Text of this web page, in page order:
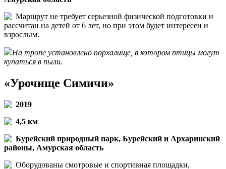
Маршрут не требует серьезной физической подготовки и
рассчитан на детей от 6 лет, но при этом будет интересен и
взрослым.
На тропе установлено порхалище, в котором птицы могут
купаться в пыли.
«Урочище Симичи»
2019
4,5 км
Бурейский природный парк, Бурейский и Архаринский
районы, Амурская область
Оборудованы смотровые и спортивная площадки,